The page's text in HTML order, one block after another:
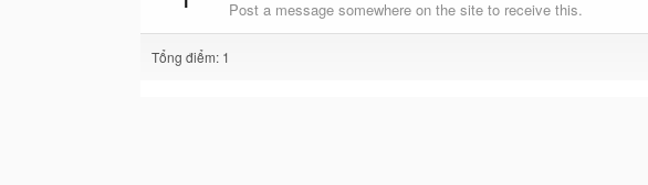
Post a message somewhere on the site to receive this.
Tổng điểm: 1